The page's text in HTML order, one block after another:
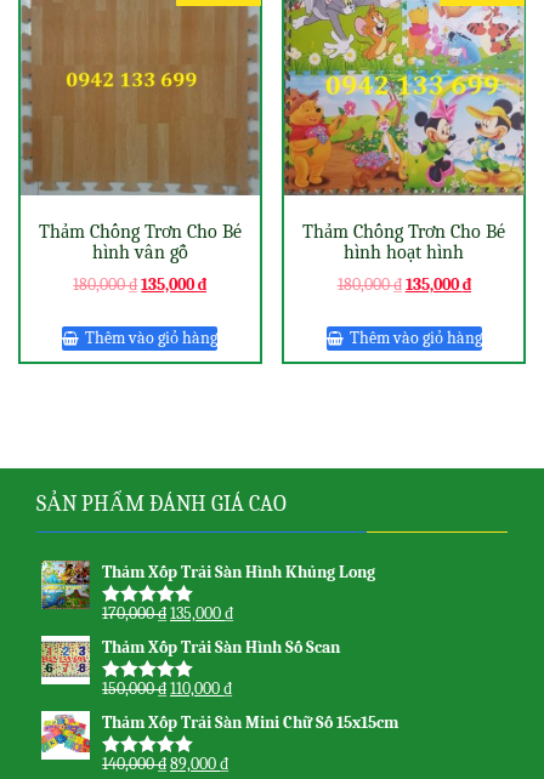
Thảm Chống Trơn Cho Bé
hình vân gỗ
180,000₫135,000₫
Thêm vào giỏ hàng
Thảm Chống Trơn Cho Bé
hình hoạt hình
180,000₫135,000₫
Thêm vào giỏ hàng
SẢN PHẨM ĐÁNH GIÁ CAO
Thảm Xốp Trải Sàn Hình Khủng Long
Được xếp
sao
170,000₫135,000₫
Thảm Xốp Trải Sàn Hình Số Scan
Được xếp
sao
150,000₫110,000₫
Thảm Xốp Trải Sàn Mini Chữ Số 15x15cm
Được xếp
140,000₫89,000₫